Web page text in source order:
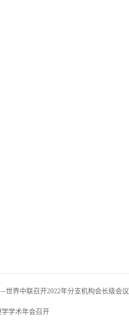
世界中联召开2022年分支机构会长级会议
学学术年会召开